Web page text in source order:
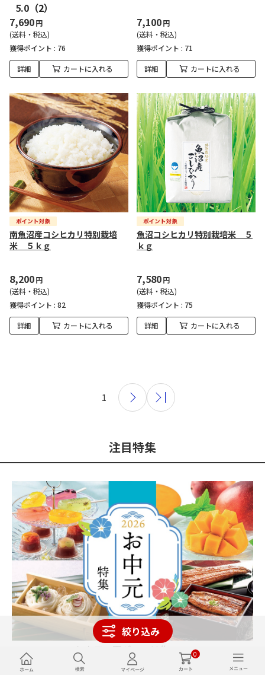
0
絞り込み
5.0 （2）
7,690円
(送料・税込)
獲得ポイント : 76
詳細 カートに入れる
7,100円
(送料・税込)
獲得ポイント : 71
詳細 カートに入れる
南魚沼産コシヒカリ特別栽培
米 ５ｋｇ
8,200円
(送料・税込)
獲得ポイント : 82
詳細 カートに入れる
魚沼コシヒカリ特別栽培米 ５
ｋｇ
7,580円
(送料・税込)
獲得ポイント : 75
詳細 カートに入れる
1
注目特集
お中元・夏ギフト特集2026